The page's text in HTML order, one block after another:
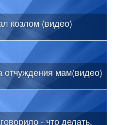
козлом (видео)
отчуждения мам(видео)
- что делать,